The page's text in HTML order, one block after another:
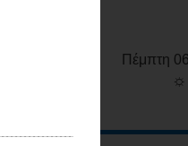
Πέμπτη
☼